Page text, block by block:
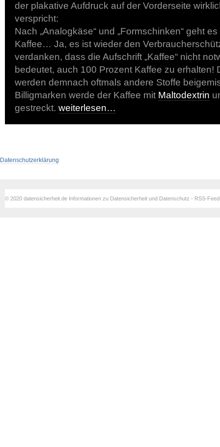
der plakative Aufdruck auf der Vorderseite
verspricht:
Nach „Analogkäse“ und „Formschinken“ geht
Kaffee… Ja, es ist wieder den
verdanken, dass die Aufschrift „Kaffee“ nicht
bedeutet, auch 100 Prozent Kaffee zu erhalten!
werden demnach oftmals andere Stoffe
Billigmarken werde der Kaffee mit Maltodextrin
gestreckt. weiterlesen…
Datenschutzerklärung
© 2020 datensicherheit.de Informationen zu Datensicherheit und Datenschutz - RSS-